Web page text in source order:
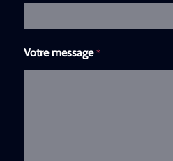
Votre message*